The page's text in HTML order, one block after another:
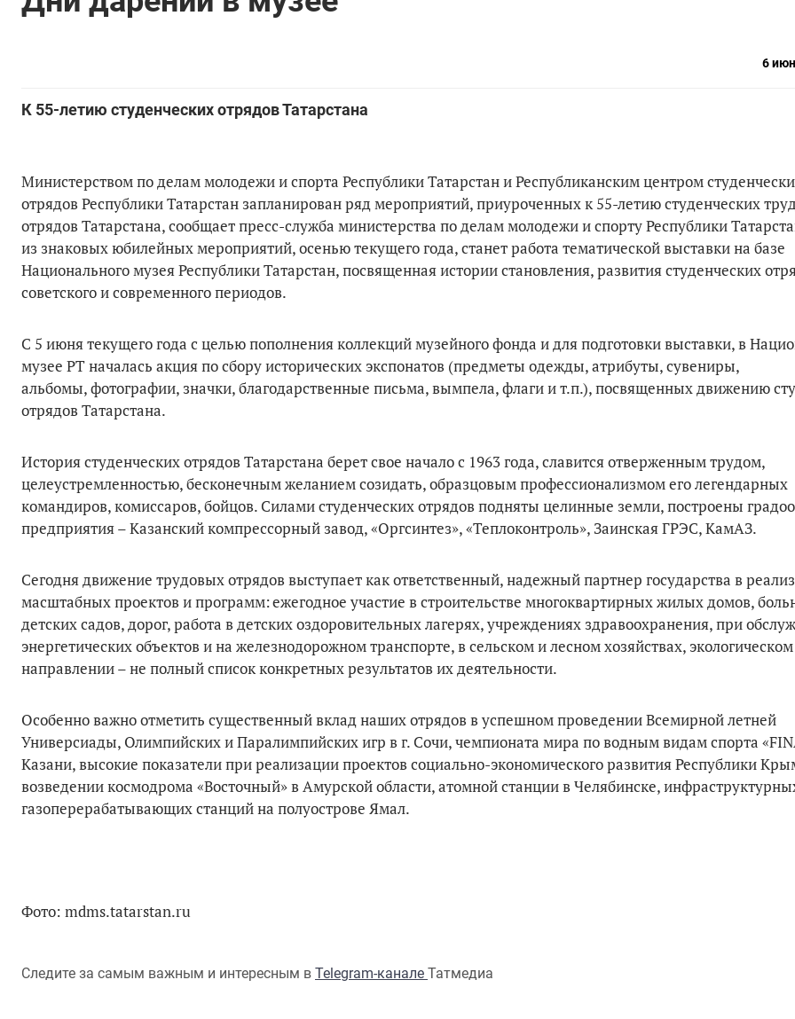
6
К 55-летию студенческих отрядов Татарстана
Министерством по делам молодежи и спорта Республики Татарстан и Республиканским центром
отрядов Республики Татарстан запланирован ряд мероприятий, приуроченных к 55-летию студенческих
отрядов Татарстана, сообщает пресс-служба министерства по делам молодежи и спорту Республики
из знаковых юбилейных мероприятий, осенью текущего года, станет работа тематической выставки на базе
Национального музея Республики Татарстан, посвященная истории становления, развития студенческих
советского и современного периодов.
С 5 июня текущего года с целью пополнения коллекций музейного фонда и для подготовки выставки, в
музее РТ началась акция по сбору исторических экспонатов (предметы одежды, атрибуты, сувениры,
альбомы, фотографии, значки, благодарственные письма, вымпела, флаги и т.п.), посвященных движению
отрядов Татарстана.
История студенческих отрядов Татарстана берет свое начало с 1963 года, славится отверженным трудом,
целеустремленностью, бесконечным желанием созидать, образцовым профессионализмом его легендарных
командиров, комиссаров, бойцов. Силами студенческих отрядов подняты целинные земли, построены
предприятия – Казанский компрессорный завод, «Оргсинтез», «Теплоконтроль», Заинская ГРЭС, КамАЗ.
Сегодня движение трудовых отрядов выступает как ответственный, надежный партнер государства в
масштабных проектов и программ: ежегодное участие в строительстве многоквартирных жилых домов,
детских садов, дорог, работа в детских оздоровительных лагерях, учреждениях здравоохранения, при
энергетических объектов и на железнодорожном транспорте, в сельском и лесном хозяйствах, экологическом
направлении – не полный список конкретных результатов их деятельности.
Особенно важно отметить существенный вклад наших отрядов в успешном проведении Всемирной летней
Универсиады, Олимпийских и Паралимпийских игр в г. Сочи, чемпионата мира по водным видам спорта
Казани, высокие показатели при реализации проектов социально-экономического развития Республики
возведении космодрома «Восточный» в Амурской области, атомной станции в Челябинске,
газоперерабатывающих станций на полуострове Ямал.
Фото: mdms.tatarstan.ru
Следите за самым важным и интересным в Telegram-канале Татмедиа